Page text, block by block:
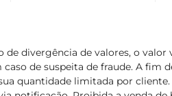
de divergência de valores, o
caso de suspeita de fraude. A
quantidade limitada por